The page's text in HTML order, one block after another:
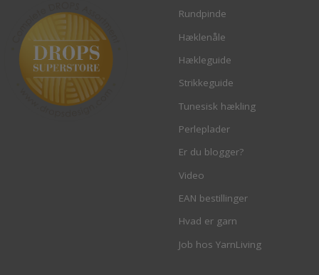
Rundpinde
Hæklenåle
Hækleguide
Strikkeguide
Tunesisk hækling
Perleplader
Er du blogger?
Video
EAN bestillinger
Hvad er garn
Job hos YarnLiving